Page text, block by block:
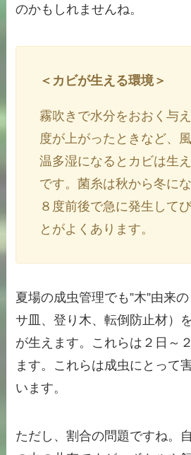
のかもしれませんね。
＜カビが生える環境＞
霧吹きで水分をおおく与
度が上がったときなど、
温多湿になるとカビは生
です。菌糸は秋から冬に
８度前後で急に発生して
とがよくあります。
夏場の成虫管理でも”木”由来
サ皿、登り木、転倒防止材）
が生えます。これらは２日～
ます。これらは成虫にとって
います。
ただし、割合の問題ですね。